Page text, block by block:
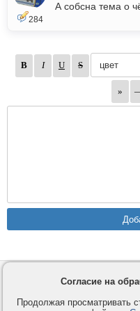
284
А собсна тема о
КонтактыСогласие на
Продолжая просматривать